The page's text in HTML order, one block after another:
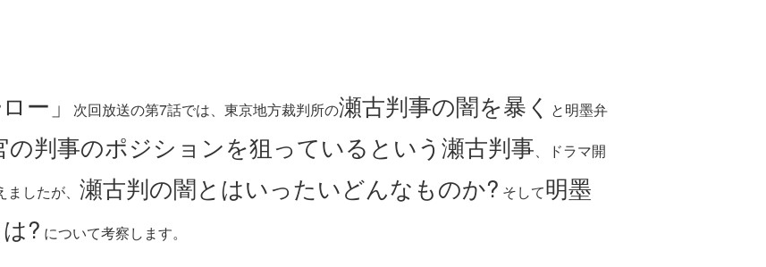
ー」 次回放送の第7話では、東京地方裁判所の瀬古判事の闇を暴く と明墨弁
の判事のポジションを狙っているという瀬古判事、ドラマ開
したが、 瀬古判の闇とはいったいどんなものか? そして明墨
? について考察します。